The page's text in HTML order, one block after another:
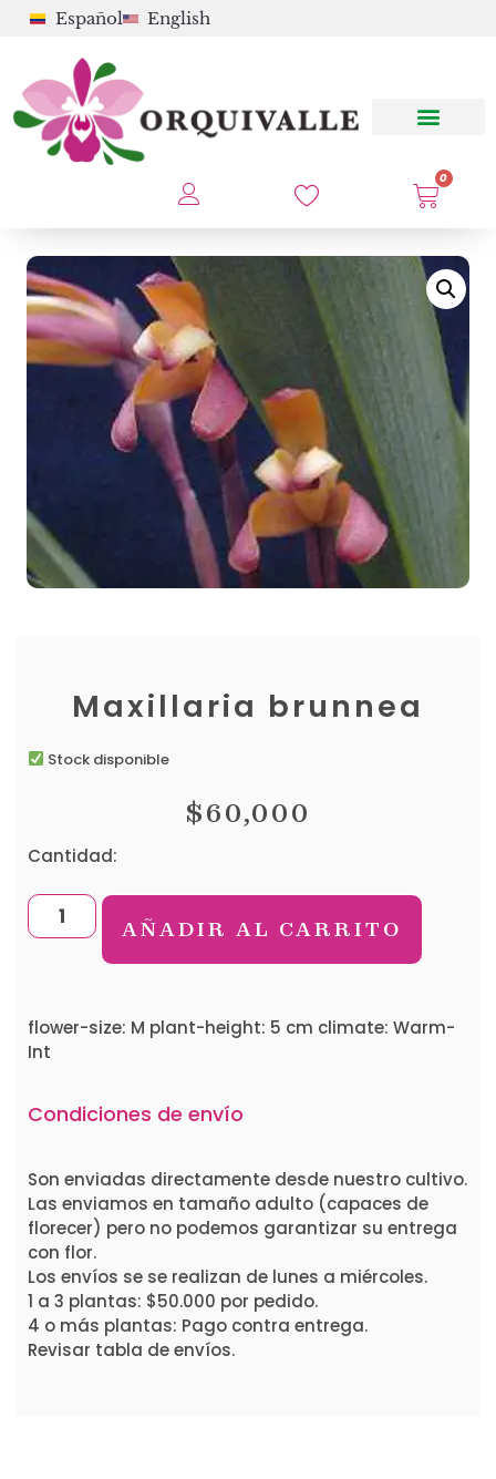
Español English
0
Maxillaria brunnea
Stock disponible
$60,000
Cantidad:
AÑADIR AL CARRITO
flower-size: M plant-height: 5 cm climate: Warm-
Int
Condiciones de envío
Son enviadas directamente desde nuestro cultivo.
Las enviamos en tamaño adulto (capaces de
florecer) pero no podemos garantizar su entrega
con flor.
Los envíos se se realizan de lunes a miércoles.
1 a 3 plantas: $50.000 por pedido.
4 o más plantas: Pago contra entrega.
Revisar tabla de envíos.